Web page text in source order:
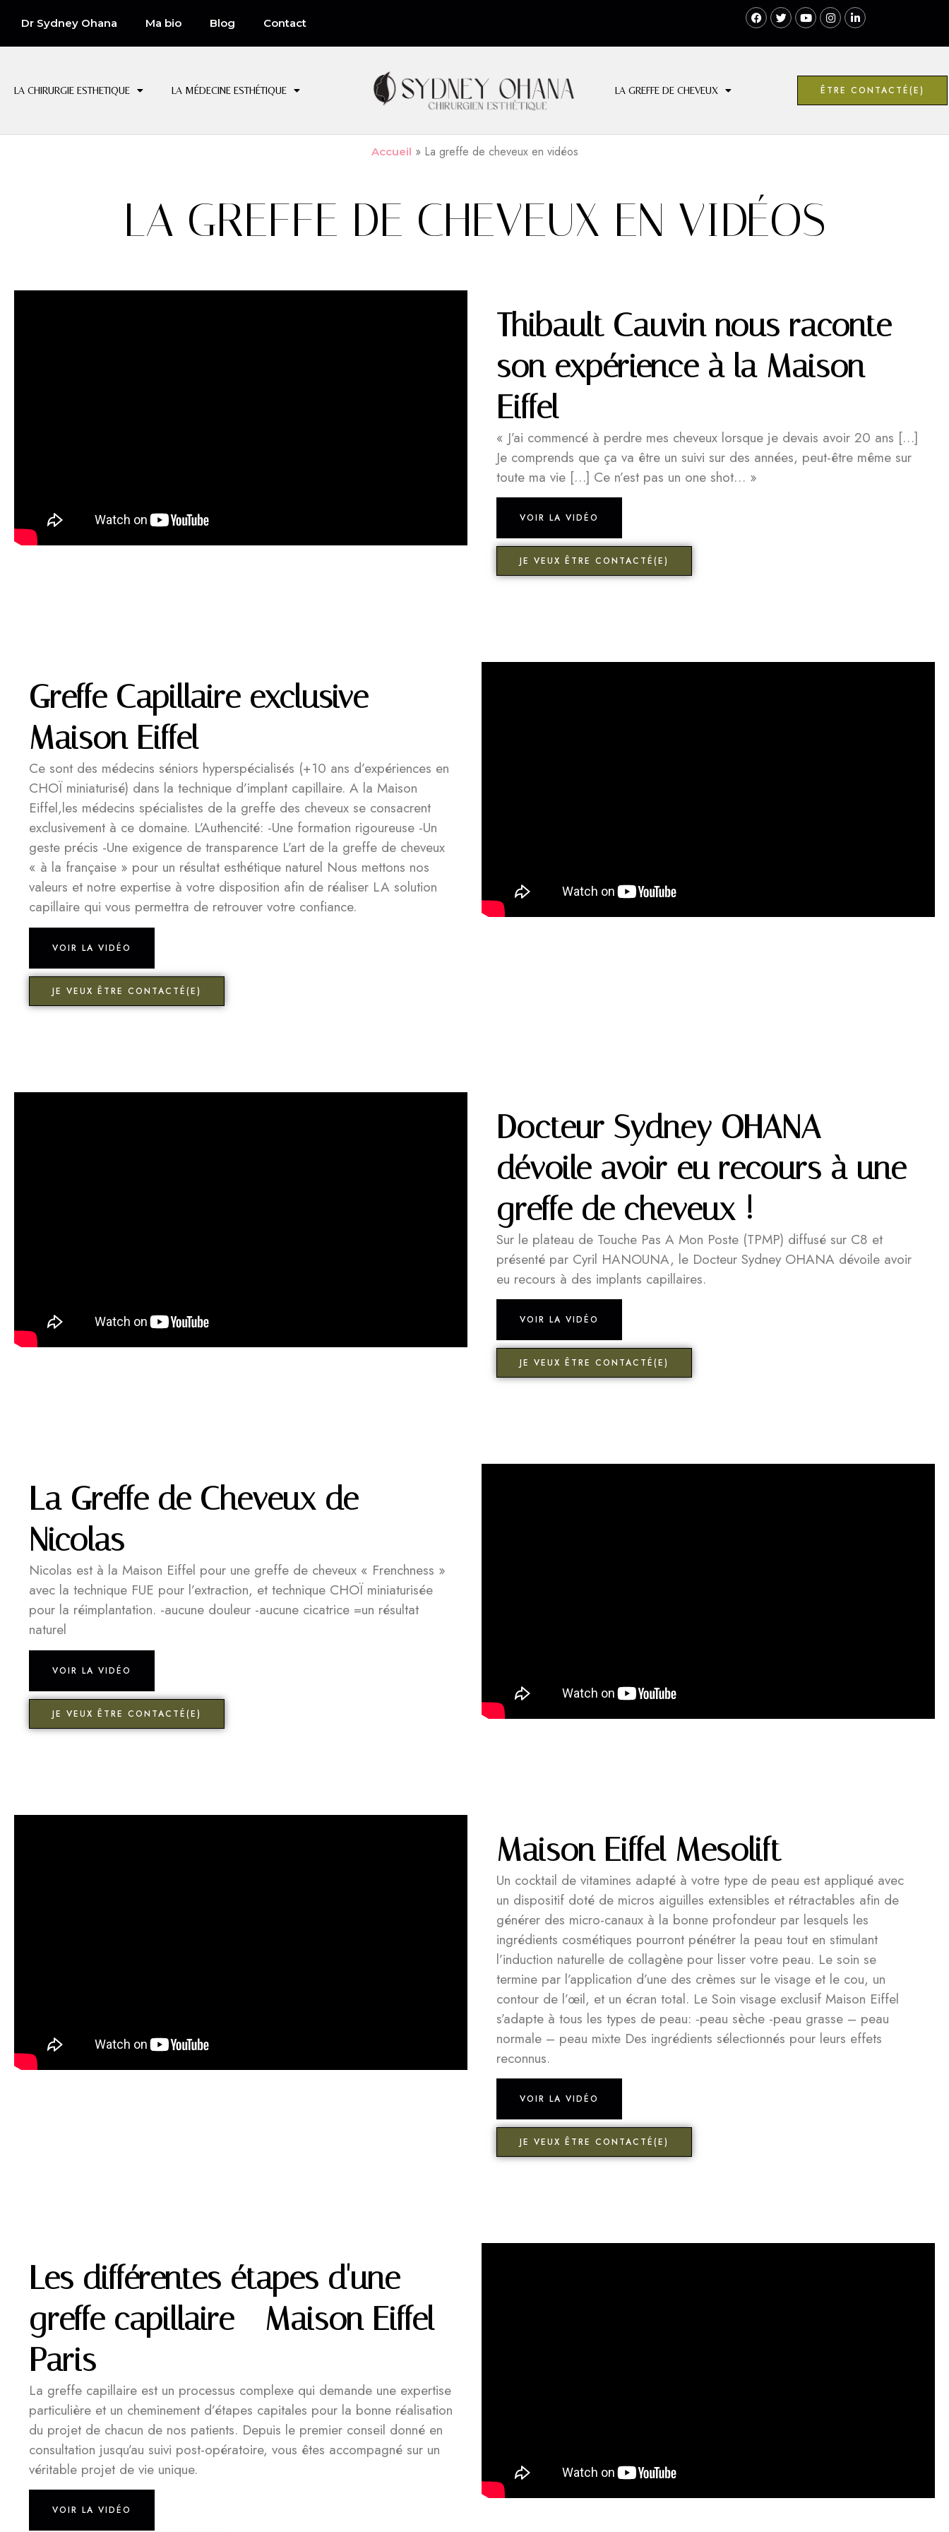
Dr Sydney Ohana Ma bio Blog Contact
LA CHIRURGIE ESTHETIQUE LA MÉDECINE ESTHÉTIQUE LA GREFFE DE CHEVEUX ÊTRE CONTACTÉ(E)
Accueil » La greffe de cheveux en vidéos
LA GREFFE DE CHEVEUX EN VIDÉOS
Thibault Cauvin nous raconte
son expérience à la Maison
Eiffel
« J’ai commencé à perdre mes cheveux lorsque je devais avoir 20 ans […]
Je comprends que ça va être un suivi sur des années, peut-être même sur
toute ma vie […] Ce n’est pas un one shot… »
VOIR LA VIDÉO
JE VEUX ÊTRE CONTACTÉ(E)
Greffe Capillaire exclusive
Maison Eiffel
Ce sont des médecins séniors hyperspécialisés (+10 ans d’expériences en
CHOÏ miniaturisé) dans la technique d’implant capillaire. A la Maison
Eiffel,les médecins spécialistes de la greffe des cheveux se consacrent
exclusivement à ce domaine. L’Authencité: -Une formation rigoureuse -Un
geste précis -Une exigence de transparence L’art de la greffe de cheveux
« à la française » pour un résultat esthétique naturel Nous mettons nos
valeurs et notre expertise à votre disposition afin de réaliser LA solution
capillaire qui vous permettra de retrouver votre confiance.
VOIR LA VIDÉO
JE VEUX ÊTRE CONTACTÉ(E)
Docteur Sydney OHANA
dévoile avoir eu recours à une
greffe de cheveux !
Sur le plateau de Touche Pas A Mon Poste (TPMP) diffusé sur C8 et
présenté par Cyril HANOUNA, le Docteur Sydney OHANA dévoile avoir
eu recours à des implants capillaires.
VOIR LA VIDÉO
JE VEUX ÊTRE CONTACTÉ(E)
La Greffe de Cheveux de
Nicolas
Nicolas est à la Maison Eiffel pour une greffe de cheveux « Frenchness »
avec la technique FUE pour l’extraction, et technique CHOÏ miniaturisée
pour la réimplantation. -aucune douleur -aucune cicatrice =un résultat
naturel
VOIR LA VIDÉO
JE VEUX ÊTRE CONTACTÉ(E)
Maison Eiffel Mesolift
Un cocktail de vitamines adapté à votre type de peau est appliqué avec
un dispositif doté de micros aiguilles extensibles et rétractables afin de
générer des micro-canaux à la bonne profondeur par lesquels les
ingrédients cosmétiques pourront pénétrer la peau tout en stimulant
l’induction naturelle de collagène pour lisser votre peau. Le soin se
termine par l’application d’une des crèmes sur le visage et le cou, un
contour de l’œil, et un écran total. Le Soin visage exclusif Maison Eiffel
s’adapte à tous les types de peau: -peau sèche -peau grasse – peau
normale – peau mixte Des ingrédients sélectionnés pour leurs effets
reconnus.
VOIR LA VIDÉO
JE VEUX ÊTRE CONTACTÉ(E)
Les différentes étapes d'une
greffe capillaire - Maison Eiffel
Paris
La greffe capillaire est un processus complexe qui demande une expertise
particulière et un cheminement d’étapes capitales pour la bonne réalisation
du projet de chacun de nos patients. Depuis le premier conseil donné en
consultation jusqu’au suivi post-opératoire, vous êtes accompagné sur un
véritable projet de vie unique.
VOIR LA VIDÉO